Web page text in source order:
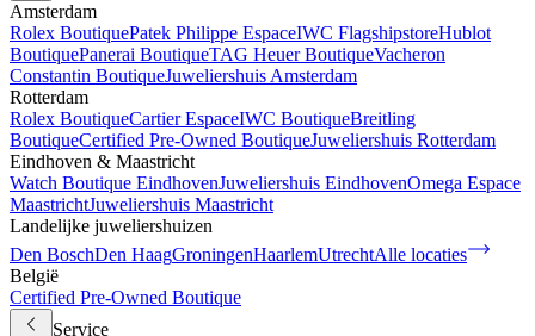
Amsterdam
Rolex BoutiquePatek Philippe EspaceIWC FlagshipstoreHublot
BoutiquePanerai BoutiqueTAG Heuer BoutiqueVacheron
Constantin BoutiqueJuweliershuis Amsterdam
Rotterdam
Rolex BoutiqueCartier EspaceIWC BoutiqueBreitling
BoutiqueCertified Pre-Owned BoutiqueJuweliershuis Rotterdam
Eindhoven & Maastricht
Watch Boutique EindhovenJuweliershuis EindhovenOmega Espace
MaastrichtJuweliershuis Maastricht
Landelijke juweliershuizen
Den BoschDen HaagGroningenHaarlemUtrechtAlle locaties
België
Certified Pre-Owned Boutique
Service